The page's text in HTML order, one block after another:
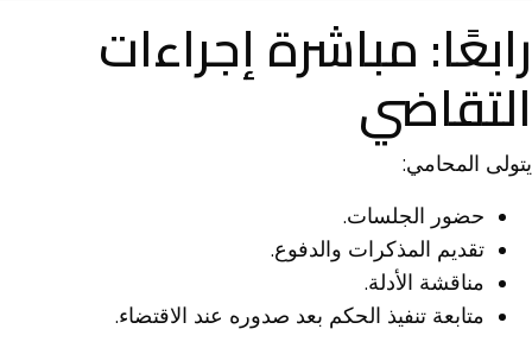
رابعًا: مباشرة إجراءات
التقاضي
يتولى المحامي:
حضور الجلسات.
تقديم المذكرات والدفوع.
مناقشة الأدلة.
متابعة تنفيذ الحكم بعد صدوره عند الاقتضاء.